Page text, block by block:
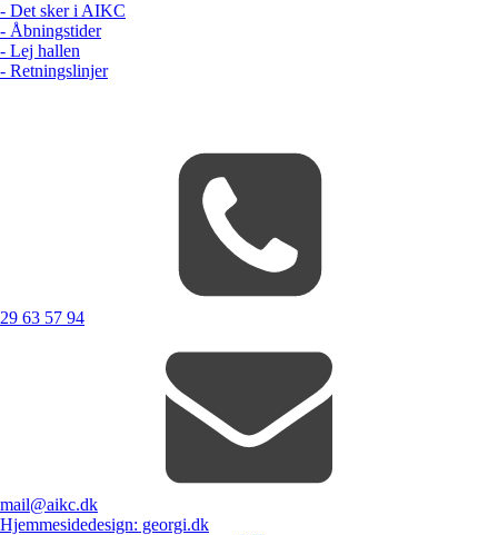
- Det sker i AIKC
- Åbningstider
- Lej hallen
- Retningslinjer
29 63 57 94
mail@aikc.dk
Hjemmesidedesign: georgi.dk